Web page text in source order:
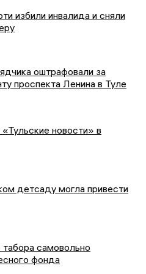
избили инвалида и сняли
оштрафовали за
проспекта Ленина в Туле
новости» в
детсаду могла привести
самовольно
фонда